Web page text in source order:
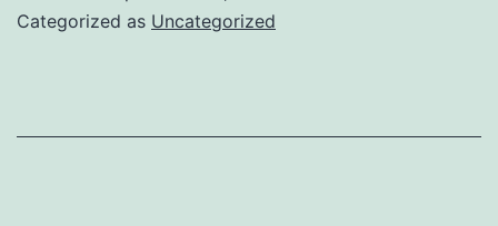
Categorized as Uncategorized